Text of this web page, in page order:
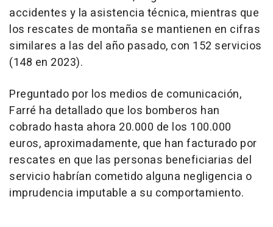
accidentes y la asistencia técnica, mientras que
los rescates de montaña se mantienen en cifras
similares a las del año pasado, con 152 servicios
(148 en 2023).
Preguntado por los medios de comunicación,
Farré ha detallado que los bomberos han
cobrado hasta ahora 20.000 de los 100.000
euros, aproximadamente, que han facturado por
rescates en que las personas beneficiarias del
servicio habrían cometido alguna negligencia o
imprudencia imputable a su comportamiento.